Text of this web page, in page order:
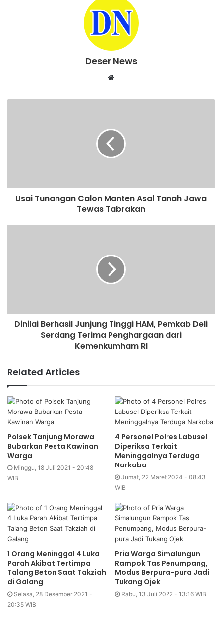
Deser News
b
t
Usai Tunangan Calon Manten Asal Tanah Jawa
Tewas Tabrakan
Dinilai Berhasil Junjung Tinggi HAM, Pemkab Deli
Serdang Terima Penghargaan dari
Kemenkumham RI
Related Articles
Polsek Tanjung Morawa
Bubarkan Pesta Kawinan
Warga
Minggu, 18 Juli 2021 - 20:48
WIB
4 Personel Polres Labusel
Diperiksa Terkait
Meninggalnya Terduga
Narkoba
Jumat, 22 Maret 2024 - 08:43
WIB
1 Orang Meninggal 4 Luka
Parah Akibat Tertimpa
Talang Beton Saat Takziah
di Galang
Selasa, 28 Desember 2021 -
20:35 WIB
Pria Warga Simalungun
Rampok Tas Penumpang,
Modus Berpura-pura Jadi
Tukang Ojek
Rabu, 13 Juli 2022 - 13:16 WIB